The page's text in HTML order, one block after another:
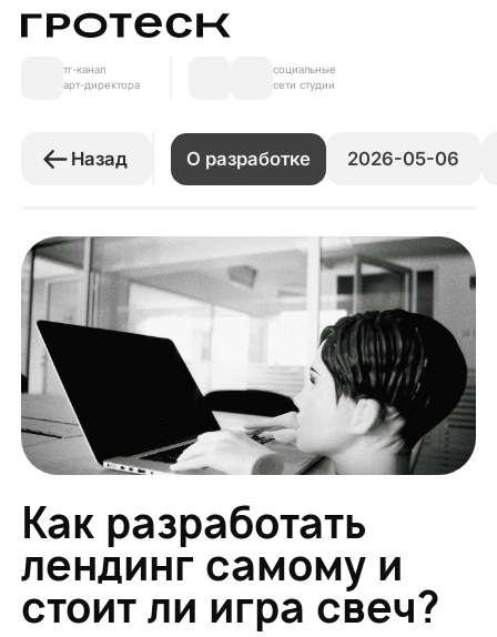
тг-канал
арт-директора
социальные
сети студии
Назад О разработке 2026-05-06
Как разработать
лендинг самому и
стоит ли игра свеч?